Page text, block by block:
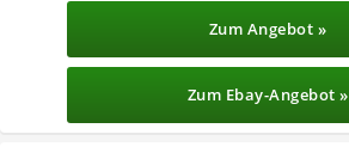
Zum Angebot »
Zum Ebay-Angebot »